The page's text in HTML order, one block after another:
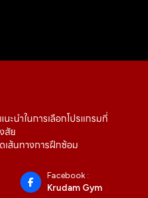
ะนำในการเลือกโปรแกรมที่
สัย
ส้นทางการฝึกซ้อม
Facebook :
Krudam Gym